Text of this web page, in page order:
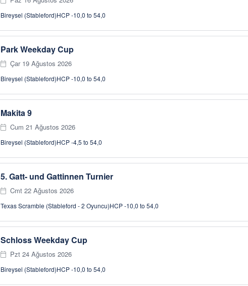
Bireysel (Stableford)HCP -10,0 to 54,0
Park Weekday Cup
Çar 19 Ağustos 2026
Bireysel (Stableford)HCP -10,0 to 54,0
Makita 9
Cum 21 Ağustos 2026
Bireysel (Stableford)HCP -4,5 to 54,0
5. Gatt- und Gattinnen Turnier
Cmt 22 Ağustos 2026
Texas Scramble (Stableford - 2 Oyuncu)HCP -10,0 to 54,0
Schloss Weekday Cup
Pzt 24 Ağustos 2026
Bireysel (Stableford)HCP -10,0 to 54,0